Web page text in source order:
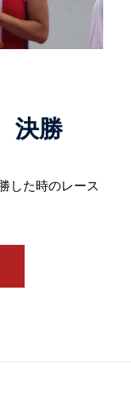
決勝
した時のレース